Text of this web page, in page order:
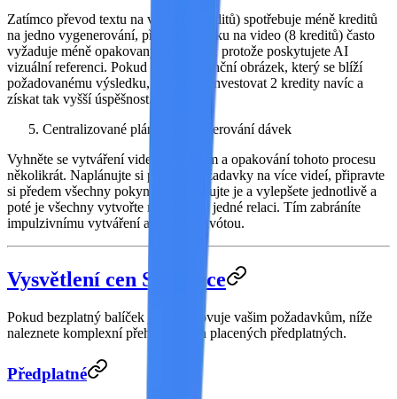
Zatímco převod textu na video (6 kreditů) spotřebuje méně kreditů
na jedno vygenerování, převod obrázku na video (8 kreditů) často
vyžaduje méně opakovaných pokusů
, protože poskytujete AI
vizuální referenci. Pokud máte referenční obrázek, který se blíží
požadovanému výsledku, vyplatí se investovat 2 kredity navíc a
získat tak vyšší úspěšnost.
Centralizované plánování, generování dávek
Vyhněte se vytváření videí po jednom a opakování tohoto procesu
několikrát. Naplánujte si předem požadavky na více videí, připravte
si předem všechny pokyny, zkontrolujte je a vylepšete jednotlivě a
poté je všechny vytvořte najednou v jedné relaci. Tím zabráníte
impulzivnímu vytváření a plýtvání kvótou.
Vysvětlení cen Seedance
Pokud bezplatný balíček již nevyhovuje vašim požadavkům, níže
naleznete komplexní přehled našich placených předplatných.
Předplatné